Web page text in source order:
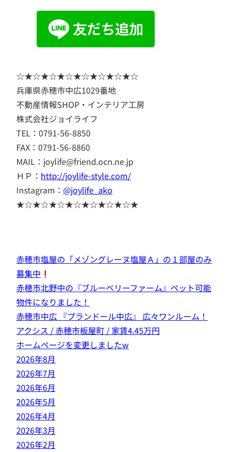
☆★☆★☆★☆★☆★☆★☆★☆
兵庫県赤穂市中広1029番地
不動産情報SHOP・インテリア工房
株式会社ジョイライフ
TEL：0791-56-8850
FAX：0791-56-8860
MAIL：joylife@friend.ocn.ne.jp
ＨＰ： http://joylife-style.com/
Instagram： @joylife_ako
★☆★☆★☆★☆★☆★☆★☆★
赤穂市塩屋の「メゾングレーヌ塩屋Ａ」の１部屋のみ
募集中
赤穂市北野中の『ブルーベリーファーム』ペット可能
物件になりました！
赤穂市中広 『プランドール中広』 広々ワンルーム！
アクシス / 赤穂市板屋町 / 家賃4.45万円
ホームページを変更しましたw
2026年8月
2026年7月
2026年6月
2026年5月
2026年4月
2026年3月
2026年2月